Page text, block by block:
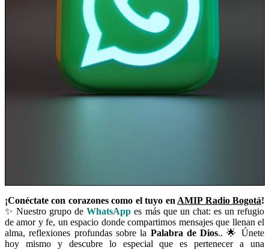
¡Conéctate con corazones como el tuyo en AMIP Radio Bogotá!
✨ Nuestro grupo deWhatsApp es más que un chat: es un refugio
de amor y fe, un espacio donde compartimos mensajes que llenan el
alma, reflexiones profundas sobre la Palabra de Dios.. 🌟 Únete
hoy mismo y descubre lo especial que es pertenecer a una